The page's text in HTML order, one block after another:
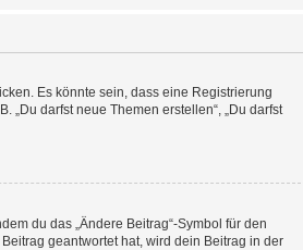
Es könnte sein, dass eine Registrierung
darfst neue Themen erstellen“, „Du darfst
du das „Ändere Beitrag“-Symbol für den
geantwortet hat, wird dein Beitrag in der